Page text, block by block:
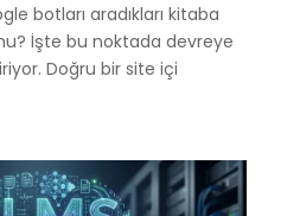
botları aradıkları kitaba
İşte bu noktada devreye
Doğru bir site içi